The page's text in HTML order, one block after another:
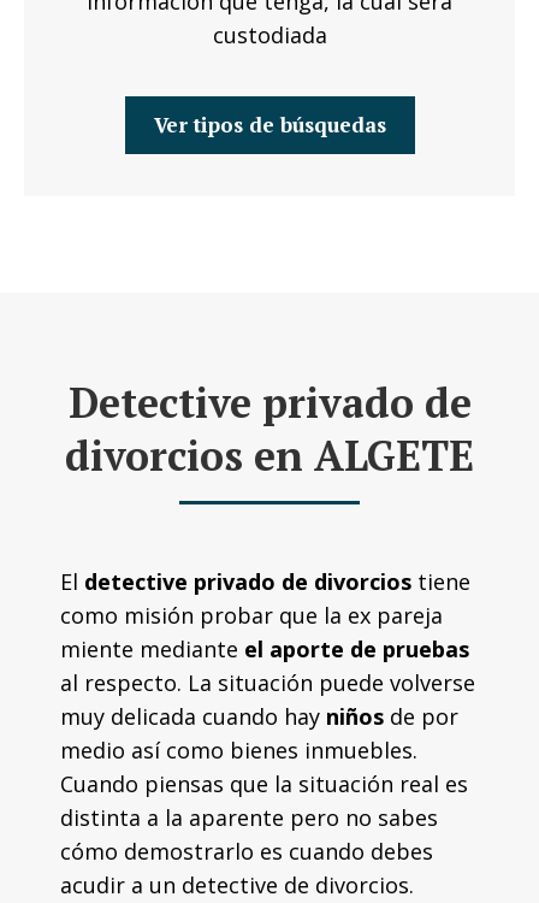
custodiada
Ver tipos de búsquedas
Detective privado de
divorcios en ALGETE
El detective privado de divorcios tiene
como misión probar que la ex pareja
miente mediante el aporte de pruebas
al respecto. La situación puede volverse
muy delicada cuando hay niños de por
medio así como bienes inmuebles.
Cuando piensas que la situación real es
distinta a la aparente pero no sabes
cómo demostrarlo es cuando debes
acudir a un detective de divorcios.